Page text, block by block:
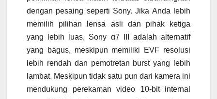
dengan pesaing seperti Sony. Jika Anda lebih
memilih pilihan lensa asli dan pihak ketiga
yang lebih luas, Sony α7 III adalah alternatif
yang bagus, meskipun memiliki EVF resolusi
lebih rendah dan pemotretan burst yang lebih
lambat. Meskipun tidak satu pun dari kamera ini
mendukung perekaman video 10-bit internal